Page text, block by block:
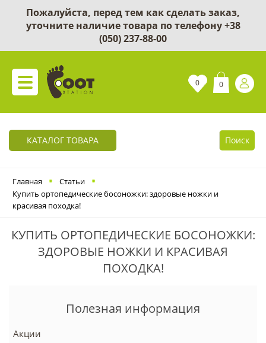
Пожалуйста, перед тем как сделать заказ,
уточните наличие товара по телефону+38
(050) 237-88-00
0 0
КАТАЛОГ ТОВАРА Поиск
Главная
Статьи
Купить ортопедические босоножки: здоровые ножки и
красивая походка!
КУПИТЬ ОРТОПЕДИЧЕСКИЕ БОСОНОЖКИ:
ЗДОРОВЫЕ НОЖКИ И КРАСИВАЯ
ПОХОДКА!
Полезная информация
Акции